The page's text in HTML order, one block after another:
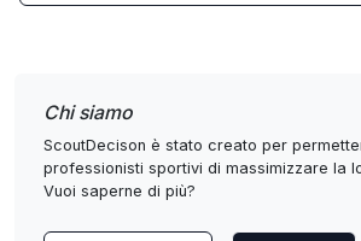
Chi siamo
ScoutDecison è stato creato per
professionisti sportivi di massimizzare la
Vuoi saperne di più?